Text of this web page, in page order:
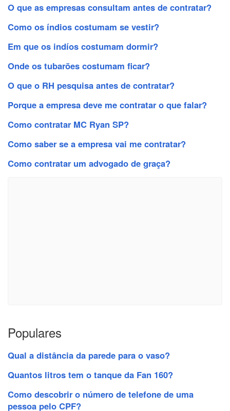
O que as empresas consultam antes de contratar?
Como os índios costumam se vestir?
Em que os indíos costumam dormir?
Onde os tubarões costumam ficar?
O que o RH pesquisa antes de contratar?
Porque a empresa deve me contratar o que falar?
Como contratar MC Ryan SP?
Como saber se a empresa vai me contratar?
Como contratar um advogado de graça?
Populares
Qual a distância da parede para o vaso?
Quantos litros tem o tanque da Fan 160?
Como descobrir o número de telefone de uma
pessoa pelo CPF?